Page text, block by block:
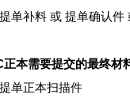
单补料 或 提单确认件
本需要提交的最终材
单正本扫描件